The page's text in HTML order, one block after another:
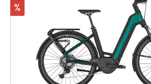
Rabatt
%